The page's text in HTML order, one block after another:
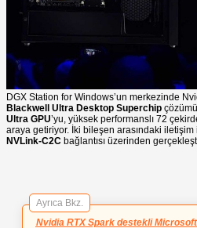
DGX Station for Windows’un merkezinde
Blackwell Ultra Desktop Superchip
Ultra GPU’yu, yüksek performanslı 72
araya getiriyor. İki bileşen arasındaki
NVLink-C2C bağlantısı üzerinden
Ayrıca Bkz.
Nvidia RTX Spark destekli